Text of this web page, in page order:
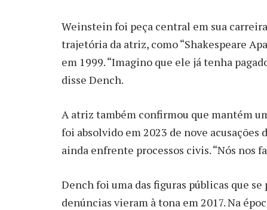
Weinstein foi peça central em sua
trajetória da atriz, como “Shakespeare
em 1999. “Imagino que ele já tenha
disse Dench.
A atriz também confirmou que mantém
foi absolvido em 2023 de nove acusações
ainda enfrente processos civis. “Nós nos
Dench foi uma das figuras públicas que
denúncias vieram à tona em 2017. Na